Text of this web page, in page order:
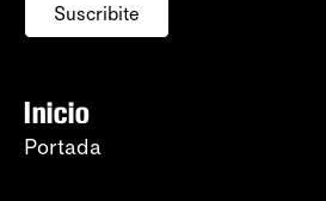
Suscribite
Inicio
Portada